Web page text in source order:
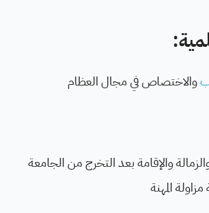
والاختصاص في مجال العظام
والإقامة بعد التخرج من الجامعة
المهنة